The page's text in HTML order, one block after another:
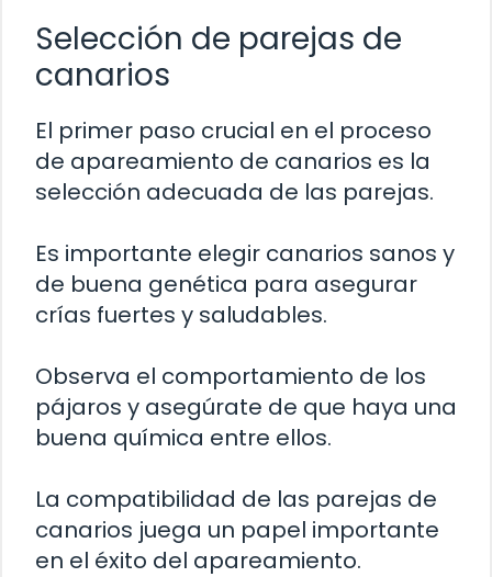
Selección de parejas de
canarios
El primer paso crucial en el proceso
de apareamiento de canarios es la
selección adecuada de las parejas.
Es importante elegir canarios sanos y
de buena genética para asegurar
crías fuertes y saludables.
Observa el comportamiento de los
pájaros y asegúrate de que haya una
buena química entre ellos.
La compatibilidad de las parejas de
canarios juega un papel importante
en el éxito del apareamiento.